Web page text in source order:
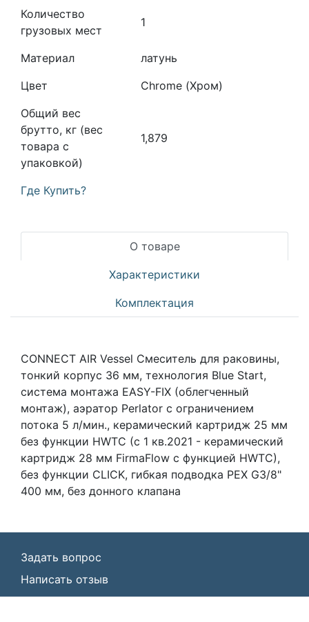
Количество
грузовых мест
1
Материал
латунь
Цвет
Chrome (Хром)
Общий вес
брутто, кг (вес
товара с
упаковкой)
1,879
Где Купить?
О товаре
Характеристики
Комплектация
CONNECT AIR Vessel Смеситель для раковины,
тонкий корпус 36 мм, технология Blue Start,
система монтажа EASY-FIX (облегченный
монтаж), аэратор Perlator с ограничением
потока 5 л/мин., керамический картридж 25 мм
без функции HWTC (с 1 кв.2021 - керамический
картридж 28 мм FirmaFlow с функцией HWTC),
без функции CLICK, гибкая подводка PEX G3/8"
400 мм, без донного клапана
Задать вопрос
Написать отзыв